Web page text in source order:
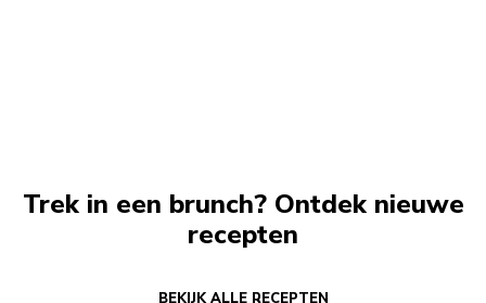
Trek in een brunch? Ontdek nieuwe
recepten
BEKIJK ALLE RECEPTEN